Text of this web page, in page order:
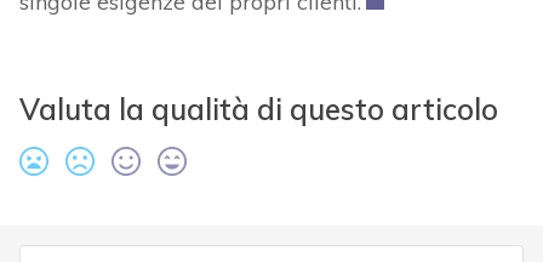
Valuta la qualità di questo articolo